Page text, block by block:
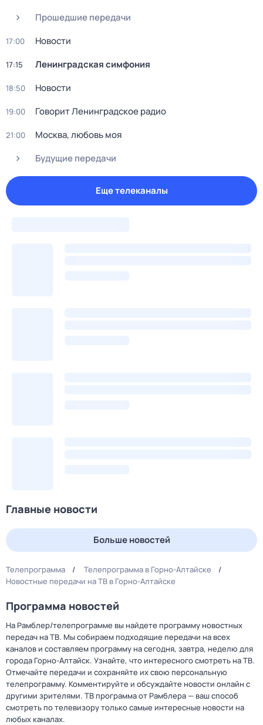
Прошедшие передачи
17:00 Новости
17:15 Ленинградская симфония
18:50 Новости
19:00 Говорит Ленинградское радио
21:00
Москва, любовь моя
Будущие передачи
Еще телеканалы
Главные новости
Больше новостей
Телепрограмма
Телепрограмма в Горно-Алтайске
Новостные передачи на ТВ в Горно-Алтайске
Программа новостей
На Рамблер/телепрограмме вы найдете программу новостных
передач на ТВ. Мы собираем подходящие передачи на всех
каналов и составляем программу на сегодня, завтра, неделю для
города Горно-Алтайск. Узнайте, что интересного смотреть на ТВ.
Отмечайте передачи и сохраняйте их свою персональную
телепрограмму. Комментируйте и обсуждайте новости онлайн с
другими зрителями. ТВ программа от Рамблера — ваш способ
смотреть по телевизору только самые интересные новости на
любых каналах.